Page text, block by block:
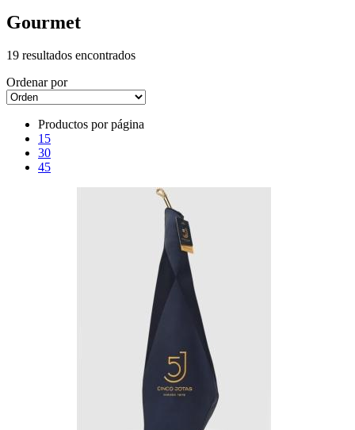
Gourmet
19 resultados encontrados
Ordenar por
Productos por página
15
30
45